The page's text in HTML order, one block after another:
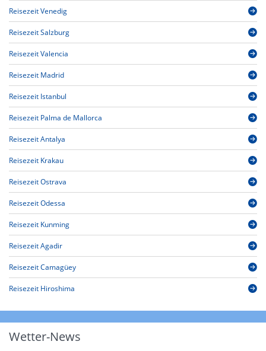
Reisezeit Venedig
Reisezeit Salzburg
Reisezeit Valencia
Reisezeit Madrid
Reisezeit Istanbul
Reisezeit Palma de Mallorca
Reisezeit Antalya
Reisezeit Krakau
Reisezeit Ostrava
Reisezeit Odessa
Reisezeit Kunming
Reisezeit Agadir
Reisezeit Camagüey
Reisezeit Hiroshima
Wetter-News